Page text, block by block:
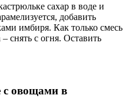
сахар в воде и
добавить
имбиря. Как только смесь
снять с огня. Оставить
с овощами в